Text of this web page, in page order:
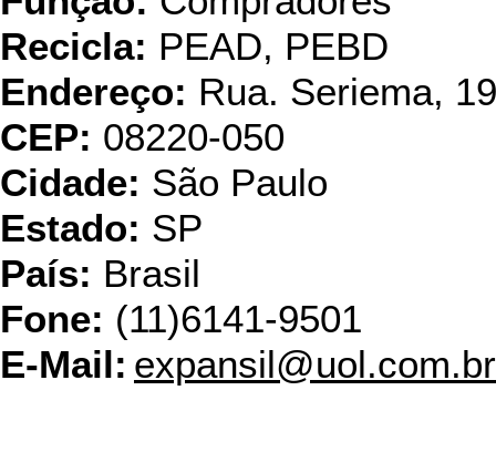
Recicla: PEAD, PEBD
Endereço: Rua. Seriema,
CEP: 08220-050
Cidade: São Paulo
Estado: SP
País: Brasil
Fone: (11)6141-9501
E-Mail: expansil@uol.com.br